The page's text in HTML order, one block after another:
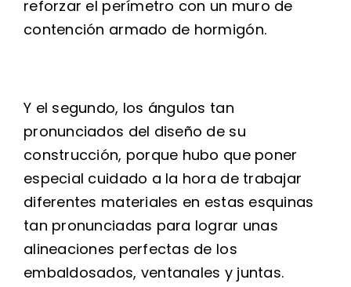
reforzar el perímetro con un muro de
contención armado de hormigón.
Y el segundo, los ángulos tan
pronunciados del diseño de su
construcción, porque hubo que poner
especial cuidado a la hora de trabajar
diferentes materiales en estas esquinas
tan pronunciadas para lograr unas
alineaciones perfectas de los
embaldosados, ventanales y juntas.